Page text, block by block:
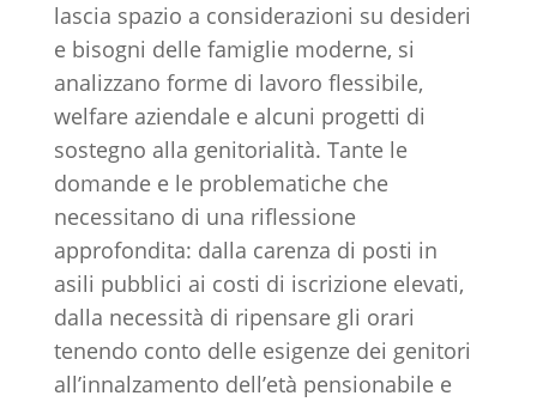
lascia spazio a considerazioni su desideri
e bisogni delle famiglie moderne, si
analizzano forme di lavoro flessibile,
welfare aziendale e alcuni progetti di
sostegno alla genitorialità. Tante le
domande e le problematiche che
necessitano di una riflessione
approfondita: dalla carenza di posti in
asili pubblici ai costi di iscrizione elevati,
dalla necessità di ripensare gli orari
tenendo conto delle esigenze dei genitori
all’innalzamento dell’età pensionabile e